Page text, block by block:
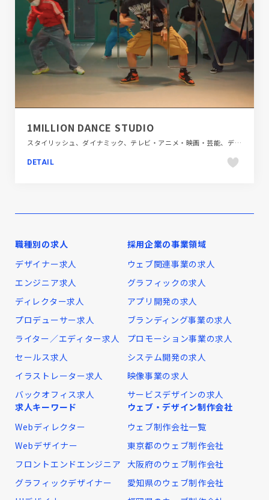
1MILLION DANCE STUDIO
スタイリッシュ、ダイナミック、テレビ・アニメ・映画・芸能、デザイン・アート・音楽・文芸、ブラック系 、モーション多め、大きめ写真、施設・店舗サイト、海外サイト
DETAIL
職種別の求人
デザイナー求人
エンジニア求人
ディレクター求人
プロデューサー求人
ライター／エディター求人
セールス求人
イラストレーター求人
バックオフィス求人
採用企業の事業領域
ウェブ関連事業の求人
グラフィックの求人
アプリ開発の求人
ブランディング事業の求人
プロモーション事業の求人
システム開発の求人
映像事業の求人
サービスデザインの求人
求人キーワード
Webディレクター
Webデザイナー
フロントエンドエンジニア
グラフィックデザイナー
ウェブ・デザイン制作会社
ウェブ制作会社一覧
東京都のウェブ制作会社
大阪府のウェブ制作会社
愛知県のウェブ制作会社